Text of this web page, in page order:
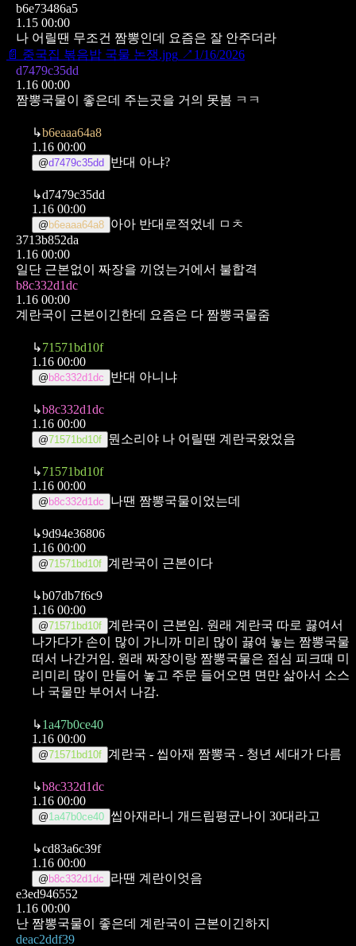
b6e73486a5
1.15 00:00
나 어릴땐 무조건 짬뽕인데 요즘은 잘 안주더라
📄 중국집 볶음밥 국물 논쟁.jpg ↗ 1/16/2026
d7479c35dd
1.16 00:00
짬뽕국물이 좋은데 주는곳을 거의 못봄 ㅋㅋ
↳b6eaaa64a8
1.16 00:00
@d7479c35dd 반대 아냐?
↳d7479c35dd
1.16 00:00
@ b6eaaa64a8 아아 반대로적었네 ㅁㅊ
3713b852da
1.16 00:00
일단 근본없이 짜장을 끼얹는거에서 불합격
b8c332d1dc
1.16 00:00
계란국이 근본이긴한데 요즘은 다 짬뽕국물줌
↳71571bd10f
1.16 00:00
@ b8c332d1dc 반대 아니냐
↳b8c332d1dc
1.16 00:00
@71571bd10f 뭔소리야 나 어릴땐 계란국왔었음
↳71571bd10f
1.16 00:00
@ b8c332d1dc 나땐 짬뽕국물이었는데
↳9d94e36806
1.16 00:00
@71571bd10f 계란국이 근본이다
↳b07db7f6c9
1.16 00:00
@71571bd10f 계란국이 근본임. 원래 계란국 따로 끓여서
나가다가 손이 많이 가니까 미리 많이 끓여 놓는 짬뽕국물
떠서 나간거임. 원래 짜장이랑 짬뽕국물은 점심 피크때 미
리미리 많이 만들어 놓고 주문 들어오면 면만 삶아서 소스
나 국물만 부어서 나감.
↳1a47b0ce40
1.16 00:00
@71571bd10f 계란국 - 씹아재 짬뽕국 - 청년 세대가 다름
↳b8c332d1dc
1.16 00:00
@1a47b0ce40 씹아재라니 개드립평균나이 30대라고
↳cd83a6c39f
1.16 00:00
@ b8c332d1dc
라땐 계란이엇음
e3ed946552
1.16 00:00
난 짬뽕국물이 좋은데 계란국이 근본이긴하지
deac2ddf39